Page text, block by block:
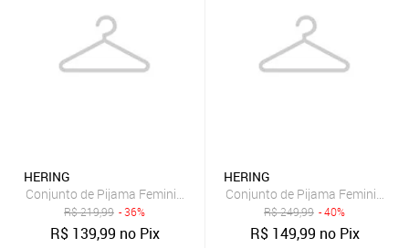
HERING
Conjunto de Pijama Feminino Hering Blusa Canelada e Calça
R$219,99 - 36%
R$ 139,99 no Pix
HERING
Conjunto de Pijama Feminino
R$249,99 - 40%
R$ 149,99 no Pix